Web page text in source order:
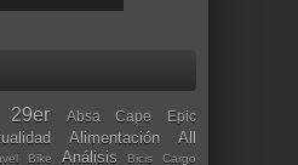
29er Absa Cape Epic
Alimentación
All
Bike Análisis Bicis Cargo